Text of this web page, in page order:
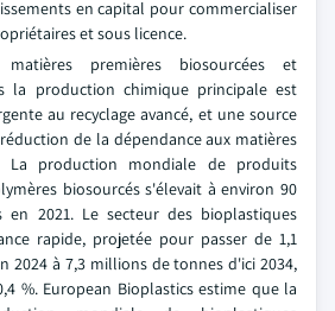
en capital pour commercialiser
et sous licence.
premières biosourcées et
la production chimique principale est
au recyclage avancé, et une source
de la dépendance aux matières
La production mondiale de produits
biosourcés s'élevait à environ 90
2021. Le secteur des bioplastiques
rapide, projetée pour passer de 1,1
2024 à 7,3 millions de tonnes d'ici 2034,
%. European Bioplastics estime que la